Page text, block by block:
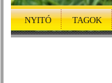
NYITÓ TAGOK